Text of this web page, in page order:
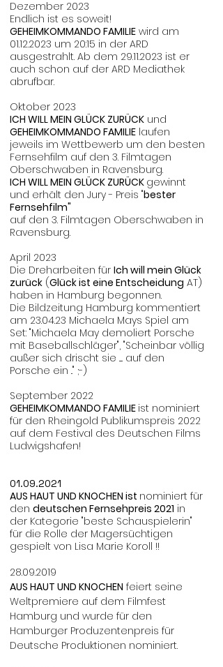
Dezember 2023
Endlich ist es soweit!
GEHEIMKOMMANDO FAMILIE wird am
01.12.2023 um 20:15 in der ARD
ausgestrahlt. Ab dem 29.11.2023 ist er
auch schon auf der ARD Mediathek
abrufbar.
Oktober 2023
ICH WILL MEIN GLÜCK ZURÜCK und
GEHEIMKOMMANDO FAMILIE laufen
jeweils im Wettbewerb um den besten
Fernsehfilm auf den 3. Filmtagen
Oberschwaben in Ravensburg.
ICH WILL MEIN GLÜCK ZURÜCK gewinnt
und erhält den Jury - Preis "bester
Fernsehfilm"
auf den 3. Filmtagen Oberschwaben in
Ravensburg.
April 2023
Die Dreharbeiten für Ich will mein Glück
zurück (Glück ist eine Entscheidung AT)
haben in Hamburg begonnen.
Die Bildzeitung Hamburg kommentiert
am 23.04.23 Michaela Mays Spiel am
Set: "Michaela May demoliert Porsche
mit Baseballschläger", "Scheinbar völlig
außer sich drischt sie ..... auf den
Porsche ein .." ;-)
September 2022
GEHEIMKOMMANDO FAMILIE ist nominiert
für den Rheingold Publikumspreis 2022
auf dem Festival des Deutschen Films
Ludwigshafen!
01.09.2021
AUS HAUT UND KNOCHEN ist nominiert für
den deutschen Fernsehpreis 2021 in
der Kategorie "beste Schauspielerin"
für die Rolle der Magersüchtigen
gespielt von Lisa Marie Koroll !!
28.09.2019
AUS HAUT UND KNOCHEN feiert seine
Weltpremiere auf dem Filmfest
Hamburg und wurde für den
Hamburger Produzentenpreis für
Deutsche Produktionen nominiert.